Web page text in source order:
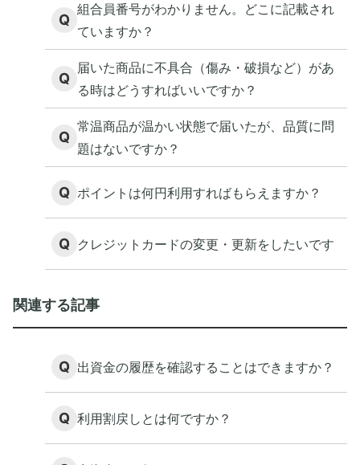
Q
組合員番号がわかりません。どこに記載され
ていますか？
Q
届いた商品に不具合（傷み・破損など）があ
る時はどうすればいいですか？
Q
常温商品が温かい状態で届いたが、品質に問
題はないですか？
Q ポイントは何円利用すればもらえますか？
Q クレジットカードの変更・更新をしたいです
関連する記事
Q 出資金の履歴を確認することはできますか？
Q 利用割戻しとは何ですか？